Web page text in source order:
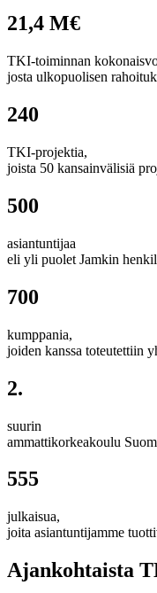
21,4 M€
TKI-toiminnan
josta ulkopuolisen
240
TKI-projektia,
joista 50 kansainvälisiä
500
asiantuntijaa
eli yli puolet Jamkin
700
kumppania,
joiden kanssa toteutettiin
2.
suurin
ammattikorkeakoulu
555
julkaisua,
joita asiantuntijamme
Ajankohtaista